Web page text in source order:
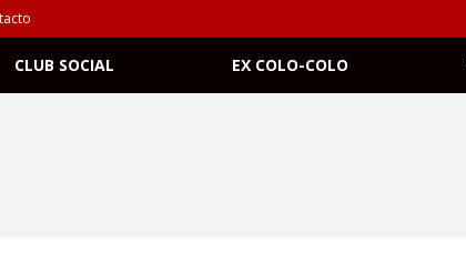
CLUB SOCIAL EX COLO-COLO